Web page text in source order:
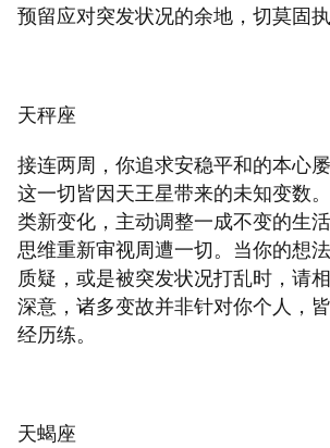
预留应对突发状况的余地，切莫固
天秤座
接连两周，你追求安稳平和的本心
这一切皆因天王星带来的未知变数
类新变化，主动调整一成不变的生
思维重新审视周遭一切。当你的想
质疑，或是被突发状况打乱时，请
深意，诸多变故并非针对你个人，
经历练。
天蝎座